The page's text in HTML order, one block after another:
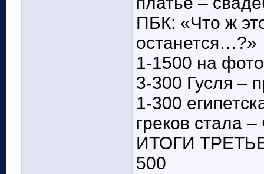
ПБК: «Что ж
останется…?»
1-1500 на
3-300 Гусля –
1-300
греков стала
ИТОГИ
500